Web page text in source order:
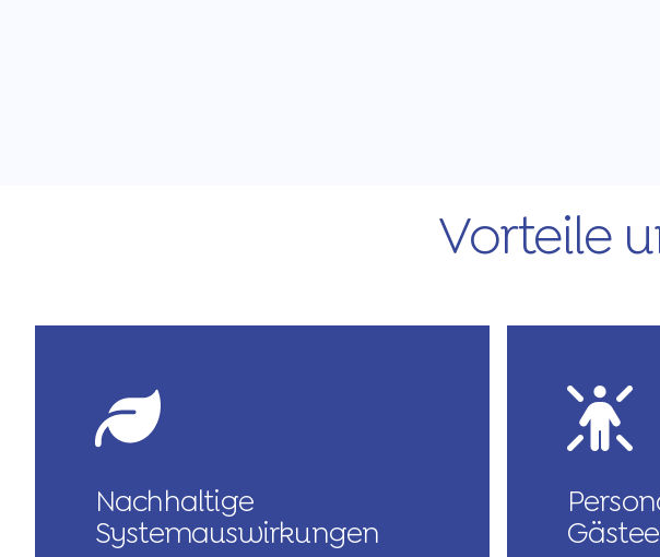
Vorteile
Nachhaltige
Systemauswirkungen